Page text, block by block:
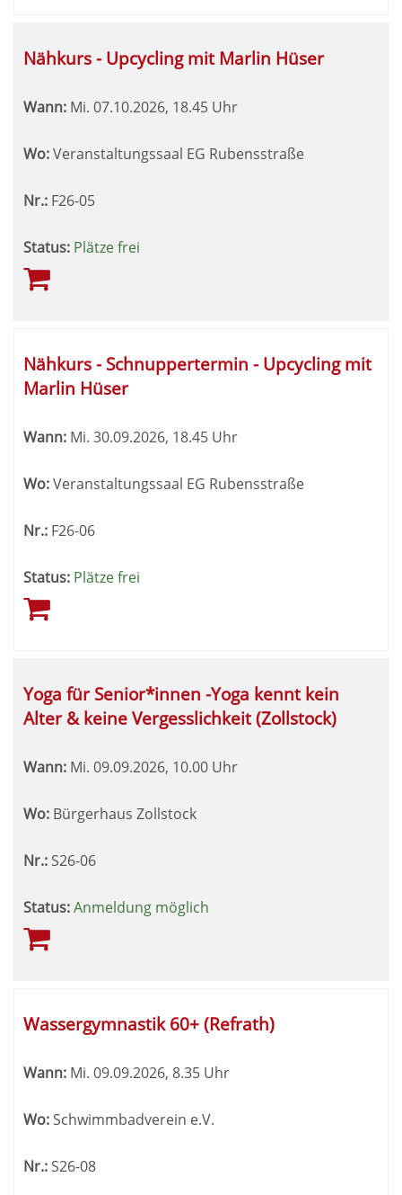
Nähkurs - Upcycling mit Marlin Hüser
Wann: Mi. 07.10.2026, 18.45 Uhr
Wo:Veranstaltungssaal EG Rubensstraße
Nr.: F26-05
Status: Plätze frei
Nähkurs - Schnuppertermin - Upcycling mit
Marlin Hüser
Wann: Mi. 30.09.2026, 18.45 Uhr
Wo:Veranstaltungssaal EG Rubensstraße
Nr.: F26-06
Status: Plätze frei
Yoga für Senior*innen -Yoga kennt kein
Alter & keine Vergesslichkeit (Zollstock)
Wann: Mi. 09.09.2026, 10.00 Uhr
Wo: Bürgerhaus Zollstock
Nr.: S26-06
Status:Anmeldung möglich
Wassergymnastik 60+ (Refrath)
Wann: Mi. 09.09.2026, 8.35 Uhr
Wo:Schwimmbadverein e.V.
Nr.:S26-08